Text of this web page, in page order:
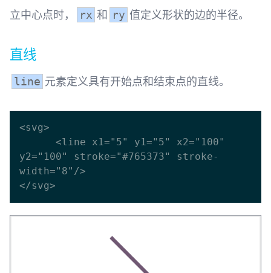
立中心点时，
rx 和 ry 值定义形状的边的半径。
直线
line 元素定义具有开始点和结束点的直线。
<svg>
y2="100" stroke="#765373" stroke-
width="8"/>